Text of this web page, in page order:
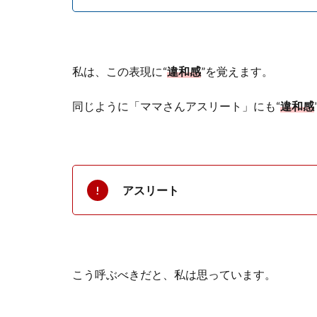
私は、この表現に“違和感”を覚えます。
同じように「ママさんアスリート」にも“違和感
アスリート
こう呼ぶべきだと、私は思っています。